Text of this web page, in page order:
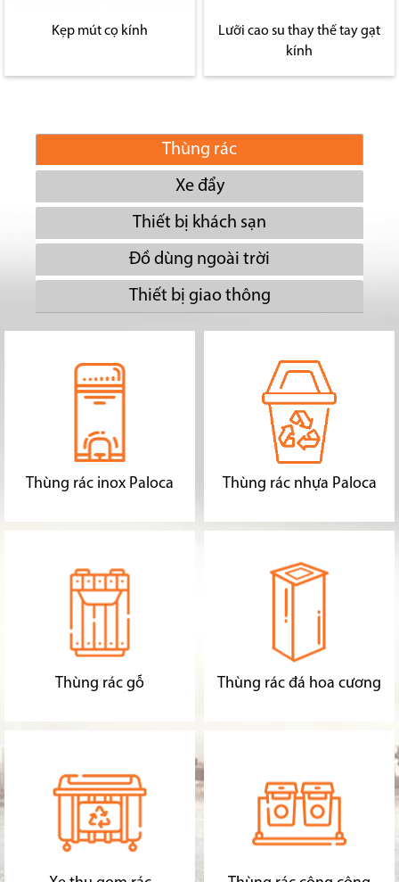
Kẹp mút cọ kính
Lưỡi cao su thay thế tay gạt
kính
Thùng rác
Xe đẩy
Thiết bị khách sạn
Đồ dùng ngoài trời
Thiết bị giao thông
Thùng rác inox Paloca Thùng rác nhựa Paloca
Thùng rác gỗ Thùng rác đá hoa cương